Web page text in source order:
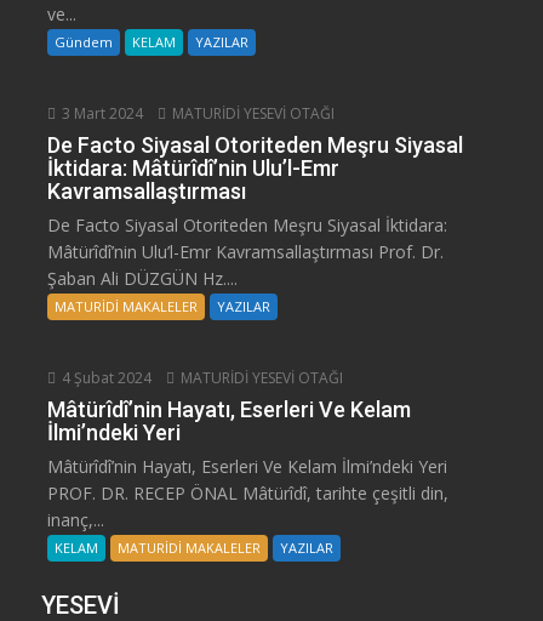
ve...
Gündem KELAM YAZILAR
3 Mart 2024 MATURİDİ YESEVİ OTAĞI
De Facto Siyasal Otoriteden Meşru Siyasal
İktidara: Mâtürîdî’nin Ulu’l-Emr
Kavramsallaştırması
De Facto Siyasal Otoriteden Meşru Siyasal İktidara:
Mâtürîdî’nin Ulu’l-Emr Kavramsallaştırması Prof. Dr.
Şaban Ali DÜZGÜN Hz....
MATURİDİ MAKALELER YAZILAR
4 Şubat 2024 MATURİDİ YESEVİ OTAĞI
Mâtürîdî’nin Hayatı, Eserleri Ve Kelam
İlmi’ndeki Yeri
Mâtürîdî’nin Hayatı, Eserleri Ve Kelam İlmi’ndeki Yeri
PROF. DR. RECEP ÖNAL Mâtürîdî, tarihte çeşitli din,
inanç,...
KELAM MATURİDİ MAKALELER YAZILAR
YESEVİ